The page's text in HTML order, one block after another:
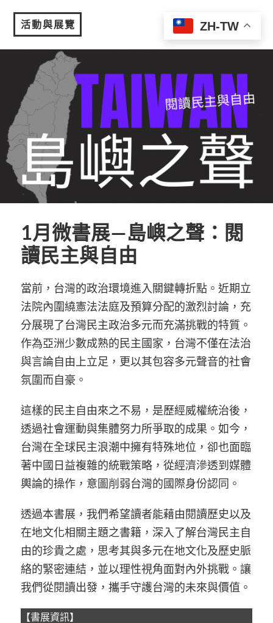
活動與展覽 MENU
1月微書展—島嶼之聲：閱
讀民主與自由
當前，台灣的政治環境進入關鍵轉折點。近期立
法院內圍繞憲法法庭及預算分配的激烈討論，充
分展現了台灣民主政治多元而充滿挑戰的特質。
作為亞洲少數成熟的民主國家，台灣不僅在法治
與言論自由上立足，更以其包容多元聲音的社會
氛圍而自豪。
這樣的民主自由來之不易，是歷經威權統治後，
透過社會運動與集體努力所爭取的成果。如今，
台灣在全球民主浪潮中擁有特殊地位，卻也面臨
著中國日益複雜的統戰策略，從經濟滲透到媒體
輿論的操作，意圖削弱台灣的國際身份認同。
透過本書展，我們希望讀者能藉由閱讀歷史以及
在地文化相關主題之書籍，深入了解台灣民主自
由的珍貴之處，思考其與多元在地文化及歷史脈
絡的緊密連結，並以理性視角面對內外挑戰。讓
我們從閱讀出發，攜手守護台灣的未來與價值。
【書展資訊】
ZH-TW